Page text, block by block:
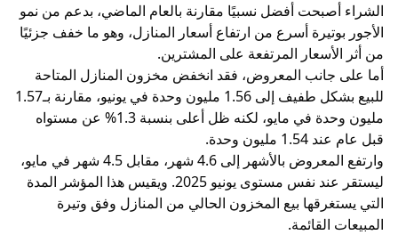
الشراء أصبحت أفضل نسبيًا مقارنة بالعام الماضي، بدعم من نمو
الأجور بوتيرة أسرع من ارتفاع أسعار المنازل، وهو ما خفف جزئيًا
من أثر الأسعار المرتفعة على المشترين.
أما على جانب المعروض، فقد انخفض مخزون المنازل المتاحة
للبيع بشكل طفيف إلى 1.56 مليون وحدة في يونيو، مقارنة بـ1.57
مليون وحدة في مايو، لكنه ظل أعلى بنسبة 1.3% عن مستواه
قبل عام عند 1.54 مليون وحدة.
وارتفع المعروض بالأشهر إلى 4.6 شهر، مقابل 4.5 شهر في مايو،
ليستقر عند نفس مستوى يونيو 2025. ويقيس هذا المؤشر المدة
التي يستغرقها بيع المخزون الحالي من المنازل وفق وتيرة
المبيعات القائمة.